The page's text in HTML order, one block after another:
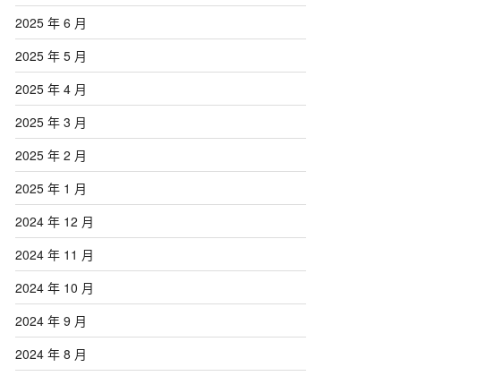
2025 年 6 月
2025 年 5 月
2025 年 4 月
2025 年 3 月
2025 年 2 月
2025 年 1 月
2024 年 12 月
2024 年 11 月
2024 年 10 月
2024 年 9 月
2024 年 8 月